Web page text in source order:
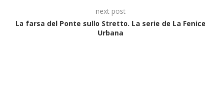
next post
La farsa del Ponte sullo Stretto. La serie de La Fenice
Urbana